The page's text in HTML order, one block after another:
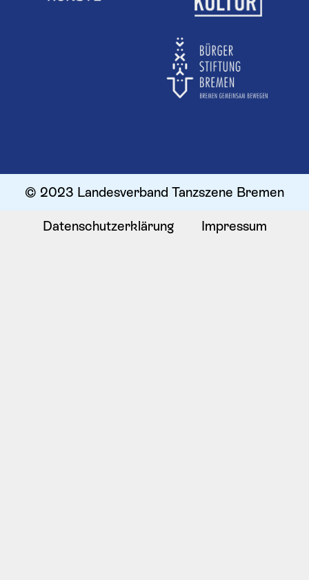
© 2023 Landesverband Tanzszene Bremen
Datenschutzerklärung Impressum